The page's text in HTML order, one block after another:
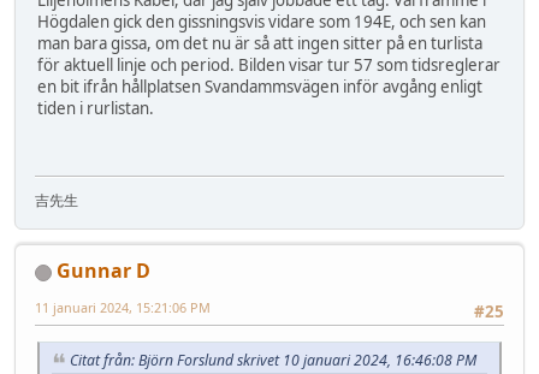
Högdalen gick den gissningsvis vidare som 194E, och sen kan
man bara gissa, om det nu är så att ingen sitter på en turlista
för aktuell linje och period. Bilden visar tur 57 som tidsreglerar
en bit ifrån hållplatsen Svandammsvägen inför avgång enligt
tiden i rurlistan.
吉先生
Gunnar D
#25
11 januari 2024, 15:21:06 PM
Citat från: Björn Forslund skrivet 10 januari 2024, 16:46:08 PM